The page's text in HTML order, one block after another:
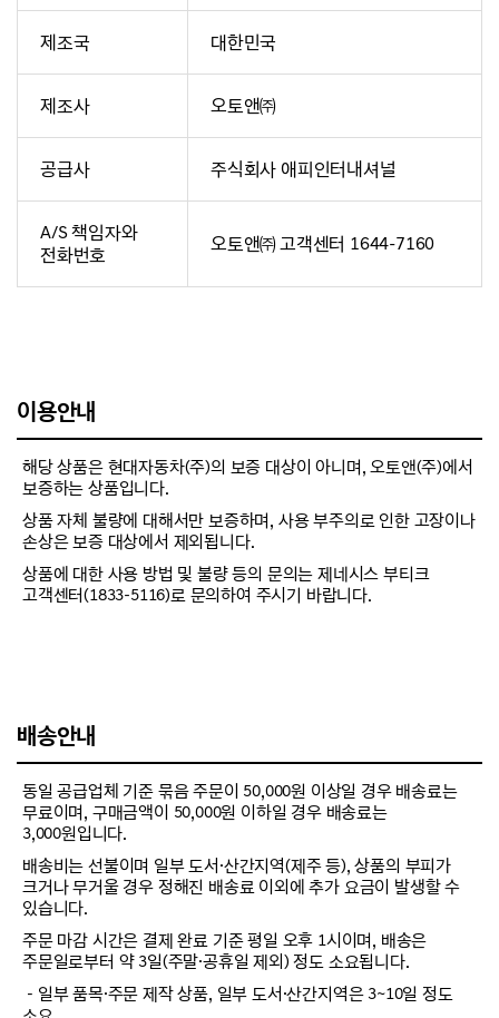
제조국 대한민국
제조사 오토앤㈜
공급사 주식회사 애피인터내셔널
A/S 책임자와
전화번호
오토앤㈜ 고객센터 1644-7160
이용안내
해당 상품은 현대자동차(주)의 보증 대상이 아니며, 오토앤(주)에서
보증하는 상품입니다.
상품 자체 불량에 대해서만 보증하며, 사용 부주의로 인한 고장이나
손상은 보증 대상에서 제외됩니다.
상품에 대한 사용 방법 및 불량 등의 문의는 제네시스 부티크
고객센터(1833-5116)로 문의하여 주시기 바랍니다.
배송안내
동일 공급업체 기준 묶음 주문이 50,000원 이상일 경우 배송료는
무료이며, 구매금액이 50,000원 이하일 경우 배송료는
3,000원입니다.
배송비는 선불이며 일부 도서·산간지역(제주 등), 상품의 부피가
크거나 무거울 경우 정해진 배송료 이외에 추가 요금이 발생할 수
있습니다.
주문 마감 시간은 결제 완료 기준 평일 오후 1시이며, 배송은
주문일로부터 약 3일(주말·공휴일 제외) 정도 소요됩니다.
－일부 품목·주문 제작 상품, 일부 도서·산간지역은 3~10일 정도